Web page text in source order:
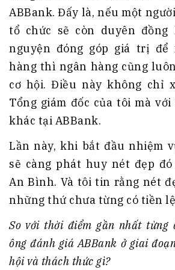
ABBank. Đấy là, nếu một
tổ chức sẽ còn duyên
nguyện đóng góp giá trị để
hàng thì ngân hàng cũng
cơ hội. Điều này không chỉ
Tổng giám đốc của tôi mà
khác tại ABBank.
Lần này, khi bắt đầu nhiệm
sẽ càng phát huy nét đẹp
An Bình. Và tôi tin rằng nét
những thứ chưa từng có tiền
So với thời điểm gần nhất từng
ông đánh giá ABBank ở giai
hội và thách thức gì?